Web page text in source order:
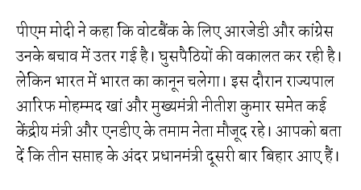
पीएम मोदी ने कहा कि वोटबैंक के लिए आरजेडी और कांग्रेस
उनके बचाव में उतर गई है। घुसपैठियों की वकालत कर रही है।
लेकिन भारत में भारत का कानून चलेगा। इस दौरान राज्यपाल
आरिफ मोहम्मद खां और मुख्यमंत्री नीतीश कुमार समेत कई
केंद्रीय मंत्री और एनडीए के तमाम नेता मौजूद रहे। आपको बता
दें कि तीन सप्ताह के अंदर प्रधानमंत्री दूसरी बार बिहार आए हैं।